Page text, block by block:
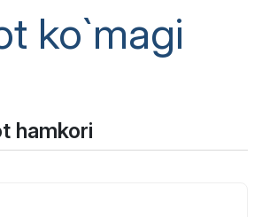
ko`magi
hamkori